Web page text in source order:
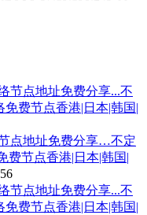
节点地址免费分享…不定
节点香港|日本|韩国|